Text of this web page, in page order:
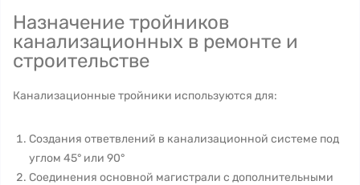
Назначение тройников
канализационных в ремонте и
строительстве
Канализационные тройники используются для:
Создания ответвлений в канализационной системе под
углом 45° или 90°
Соединения основной магистрали с дополнительными